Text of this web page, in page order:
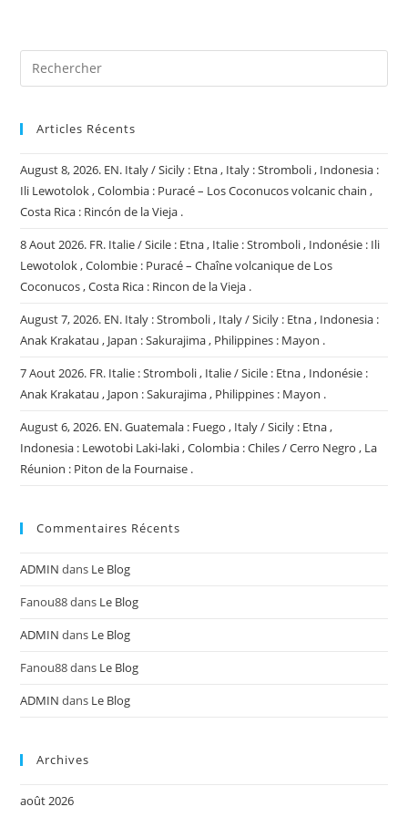
Articles Récents
August 8, 2026. EN. Italy / Sicily : Etna , Italy : Stromboli , Indonesia :
Ili Lewotolok , Colombia : Puracé – Los Coconucos volcanic chain ,
Costa Rica : Rincón de la Vieja .
8 Aout 2026. FR. Italie / Sicile : Etna , Italie : Stromboli , Indonésie : Ili
Lewotolok , Colombie : Puracé – Chaîne volcanique de Los
Coconucos , Costa Rica : Rincon de la Vieja .
August 7, 2026. EN. Italy : Stromboli , Italy / Sicily : Etna , Indonesia :
Anak Krakatau , Japan : Sakurajima , Philippines : Mayon .
7 Aout 2026. FR. Italie : Stromboli , Italie / Sicile : Etna , Indonésie :
Anak Krakatau , Japon : Sakurajima , Philippines : Mayon .
August 6, 2026. EN. Guatemala : Fuego , Italy / Sicily : Etna ,
Indonesia : Lewotobi Laki-laki , Colombia : Chiles / Cerro Negro , La
Réunion : Piton de la Fournaise .
Commentaires Récents
ADMIN dans Le Blog
Fanou88dans Le Blog
ADMIN dans Le Blog
Fanou88dans Le Blog
ADMIN dans Le Blog
Archives
août 2026